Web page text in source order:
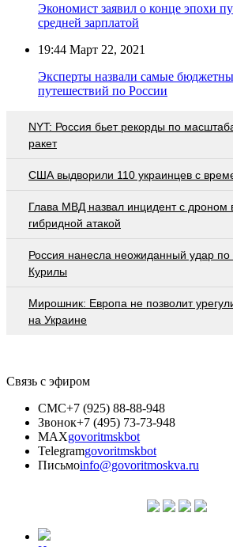
Экономист заявил о конце эпохи
средней зарплатой
19:44 Март 22, 2021
Эксперты назвали самые
путешествий по России
NYT: Россия бьет рекорды по
ракет
США выдворили 110 украинцев с
Глава МВД назвал инцидент с дроном
гибридной атакой
Россия нанесла неожиданный удар по
Курилы
Мирошник: Европа не позволит
на Украине
Связь с эфиром
СМС+7 (925) 88-88-948
Звонок+7 (495) 73-73-948
MAXgovoritmskbot
Telegramgovoritmskbot
Письмоinfo@govoritmoskva.ru